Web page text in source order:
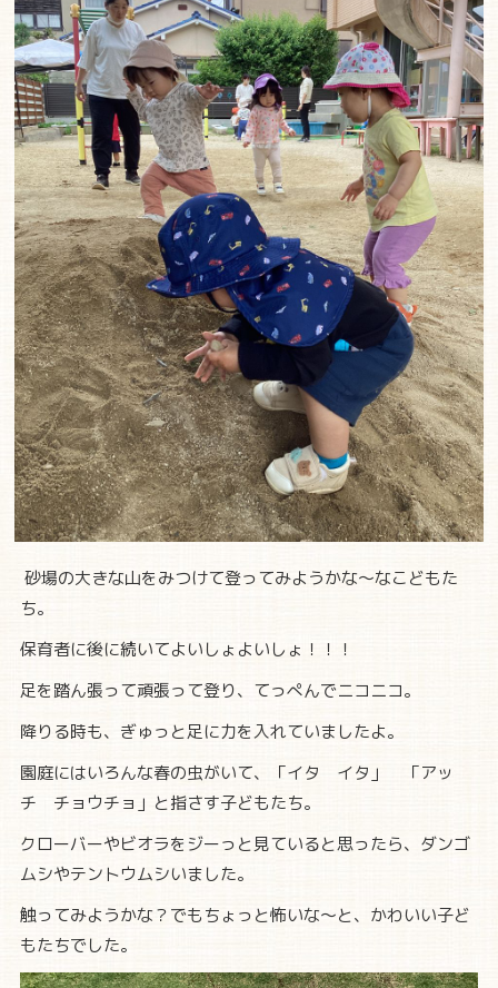
砂場の大きな山をみつけて登ってみようかな～なこどもた
ち。
保育者に後に続いてよいしょよいしょ！！！
足を踏ん張って頑張って登り、てっぺんでニコニコ。
降りる時も、ぎゅっと足に力を入れていましたよ。
園庭にはいろんな春の虫がいて、「イタ イタ」 「アッ
チ チョウチョ」と指さす子どもたち。
クローバーやビオラをジーっと見ていると思ったら、ダンゴ
ムシやテントウムシいました。
触ってみようかな？でもちょっと怖いな～と、かわいい子ど
もたちでした。